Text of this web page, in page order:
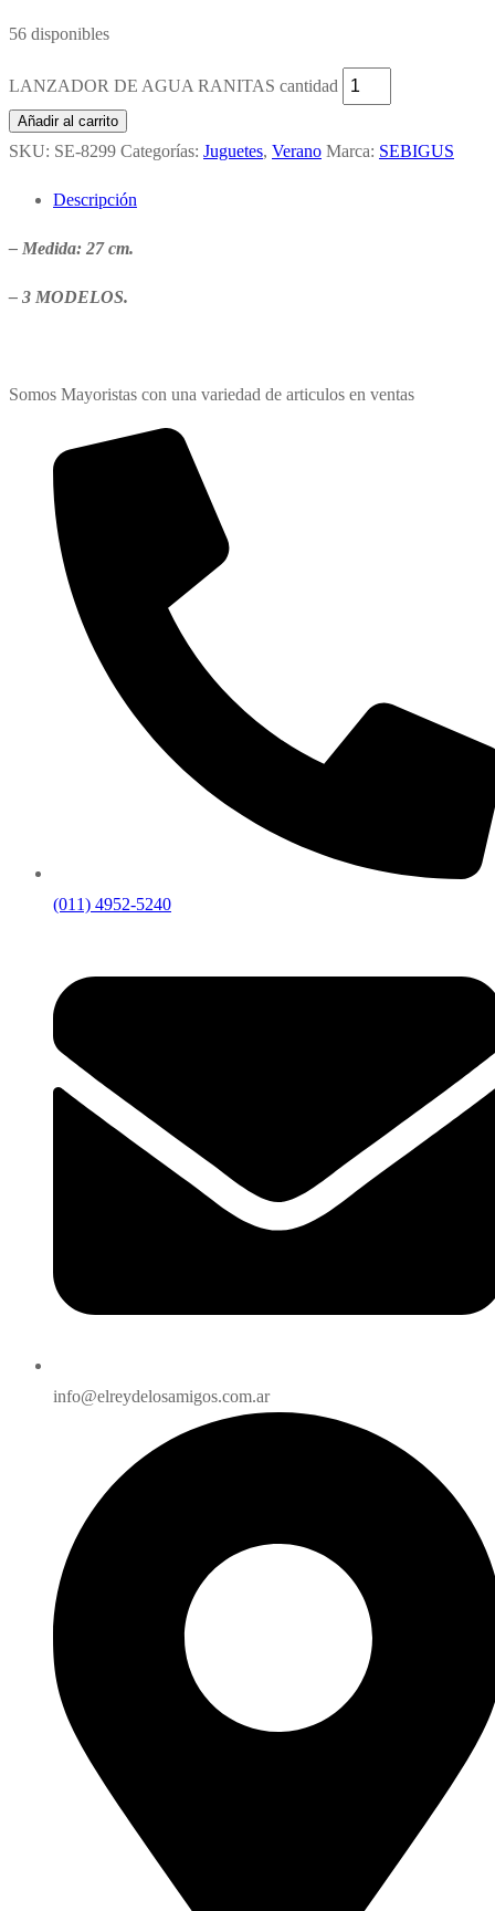
56 disponibles
LANZADOR DE AGUA RANITAS cantidad
Añadir al carrito
SKU: SE-8299 Categorías: Juguetes, Verano Marca: SEBIGUS
Descripción
– Medida: 27 cm.
– 3 MODELOS.
Somos Mayoristas con una variedad de articulos en ventas
(011) 4952-5240
info@elreydelosamigos.com.ar